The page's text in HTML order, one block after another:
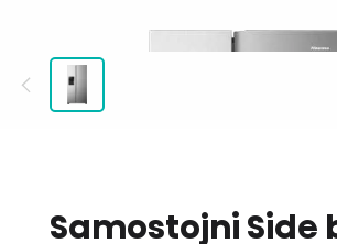
Samostojni Side